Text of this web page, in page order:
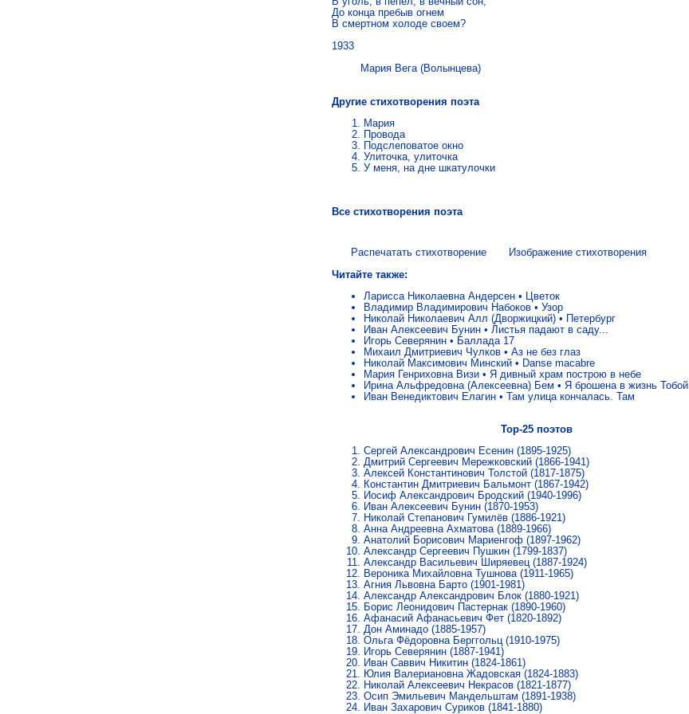
До конца пребыв огнем
В смертном холоде своем?
1933
Мария Вега (Волынцева)
Другие стихотворения поэта
Мария
Провода
Подслеповатое окно
Улиточка, улиточка
У меня, на дне шкатулочки
Все стихотворения поэта
Распечатать стихотворение
Изображение стихотворения
Читайте также:
Ларисса Николаевна Андерсен • Цветок
Владимир Владимирович Набоков • Узор
Николай Николаевич Алл (Дворжицкий) • Петербург
Иван Алексеевич Бунин • Листья падают в саду...
Игорь Северянин • Баллада 17
Михаил Дмитриевич Чулков • Аз не без глаз
Николай Максимович Минский • Danse macabre
Мария Генриховна Визи • Я дивный храм построю в небе
Ирина Альфредовна (Алексеевна) Бем • Я брошена в жизнь Тобой
Иван Венедиктович Елагин • Там улица кончалась. Там
Top-25 поэтов
Сергей Александрович Есенин (1895-1925)
Дмитрий Сергеевич Мережковский (1866-1941)
Алексей Константинович Толстой (1817-1875)
Константин Дмитриевич Бальмонт (1867-1942)
Иосиф Александрович Бродский (1940-1996)
Иван Алексеевич Бунин (1870-1953)
Николай Степанович Гумилёв (1886-1921)
Анна Андреевна Ахматова(1889-1966)
Анатолий Борисович Мариенгоф (1897-1962)
Александр Сергеевич Пушкин (1799-1837)
Александр Васильевич Ширяевец(1887-1924)
Вероника Михайловна Тушнова(1911-1965)
Агния Львовна Барто (1901-1981)
Александр Александрович Блок (1880-1921)
Борис Леонидович Пастернак (1890-1960)
Афанасий Афанасьевич Фет (1820-1892)
Дон Аминадо (1885-1957)
Ольга Фёдоровна Берггольц(1910-1975)
Игорь Северянин (1887-1941)
Иван Саввич Никитин (1824-1861)
Юлия Валериановна Жадовская (1824-1883)
Николай Алексеевич Некрасов (1821-1877)
Осип Эмильевич Мандельштам (1891-1938)
Иван Захарович Суриков (1841-1880)